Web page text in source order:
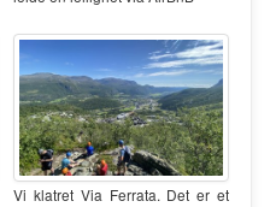
Vi klatret Via Ferrata. Det er et